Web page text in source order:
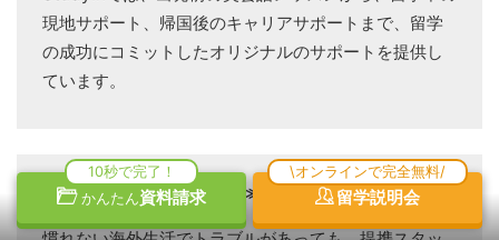
現地サポート、帰国後のキャリアサポートまで、留学
の成功にコミットしたオリジナルのサポートを提供し
ています。
≪安心の日本語サポート！≫
かんたん資料請求
10秒で完了！
留学説明会
\オンラインで完全無料/